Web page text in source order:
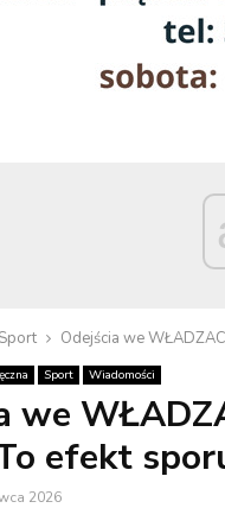
Sport Odejścia we
Sport Wiadomości
we
efekt
2026